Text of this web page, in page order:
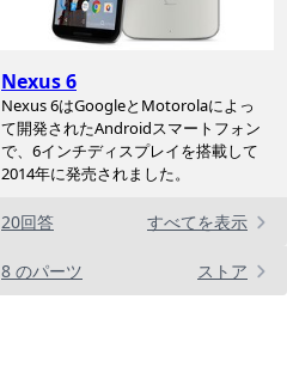
Nexus 6
Nexus 6はGoogleとMotorolaによっ
て開発されたAndroidスマートフォン
で、6インチディスプレイを搭載して
2014年に発売されました。
20回答 すべてを表示
8 のパーツ ストア